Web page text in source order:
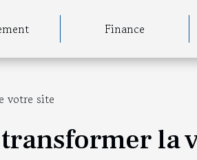
Finance
votre site
transformer la